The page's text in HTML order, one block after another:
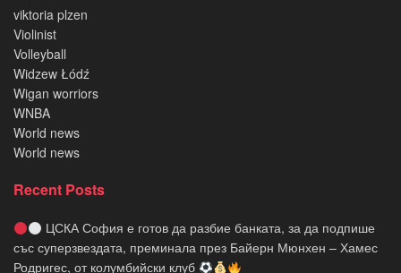
viktoria plzen
Violinist
Volleyball
Widzew Łódź
Wigan worriors
WNBA
World news
World news
Recent Posts
ЦСКА София е готов да разбие банката, за да подпише
със суперзвездата, преминала през Байерн Мюнхен – Хамес
Родригес, от колумбийски клуб